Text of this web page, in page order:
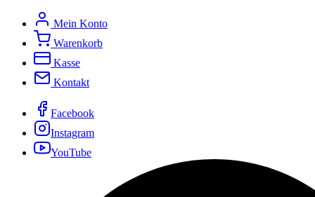
Mein Konto
Warenkorb
Kasse
Kontakt
Facebook
Instagram
YouTube